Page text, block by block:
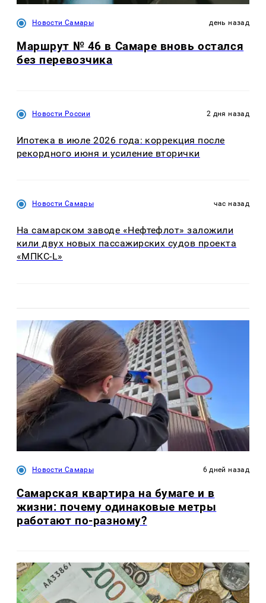
Новости Самары день назад
Маршрут № 46 в Самаре вновь остался
без перевозчика
Новости России 2 дня назад
Ипотека в июле 2026 года: коррекция после
рекордного июня и усиление вторички
Новости Самары час назад
На самарском заводе «Нефтефлот» заложили
кили двух новых пассажирских судов проекта
«МПКС-L»
Новости Самары 6 дней назад
Самарская квартира на бумаге и в
жизни: почему одинаковые метры
работают по-разному?